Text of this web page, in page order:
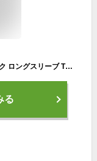
アディダス adidas 吸汗速乾 メンズ クルーネック ロングスリーブ Tシャツ APR408C 抗菌防臭 長袖 ロンT インナー 肌着 ブランド GUNZE グンゼ スポーツ ストレッチ 伸縮 ランニング メール便 2409ss
る